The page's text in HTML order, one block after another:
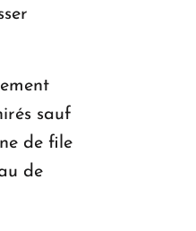
sauf
de file
de